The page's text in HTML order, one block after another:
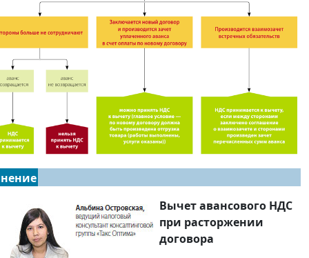
Вычет авансового НДС
при расторжении
договора